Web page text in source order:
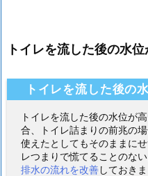
トイレを流した後の水
トイレを流した後の
トイレを流した後の水位が
合、トイレ詰まりの前兆の場
使えたとしてもそのままに
レつまりで慌てることのない
排水の流れを改善しておきま